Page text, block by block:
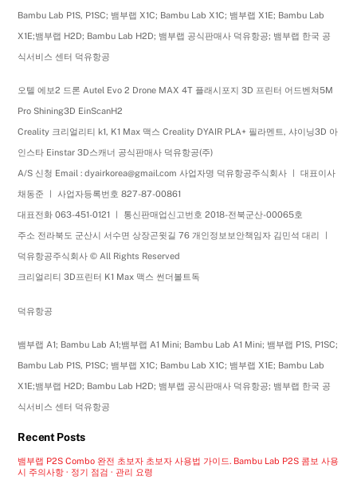
Bambu Lab P1S, P1SC; 뱀부랩 X1C; Bambu Lab X1C; 뱀부랩 X1E; Bambu Lab
X1E;뱀부랩 H2D; Bambu Lab H2D; 뱀부랩 공식판매사 덕유항공; 뱀부랩 한국 공
식서비스 센터 덕유항공
오텔 에보2 드론 Autel Evo 2 Drone MAX 4T 플래시포지 3D 프린터 어드벤쳐5M
Pro Shining3D EinScanH2
Creality 크리얼리티 k1, K1 Max 맥스 Creality DYAIR PLA+ 필라멘트, 샤이닝3D 아
인스타 Einstar 3D스캐너 공식판매사 덕유항공(주)
A/S 신청 Email : dyairkorea@gmail.com 사업자명 덕유항공주식회사 ㅣ 대표이사
채동준 ㅣ 사업자등록번호 827-87-00861
대표전화 063-451-0121 ㅣ 통신판매업신고번호 2018-전북군산-00065호
주소 전라북도 군산시 서수면 상장곤윗길 76 개인정보보안책임자 김민석 대리 ㅣ
덕유항공주식회사 © All Rights Reserved
크리얼리티 3D프린터 K1 Max 맥스 썬더볼트독
덕유항공
뱀부랩 A1; Bambu Lab A1;뱀부랩 A1 Mini; Bambu Lab A1 Mini; 뱀부랩 P1S, P1SC;
Bambu Lab P1S, P1SC; 뱀부랩 X1C; Bambu Lab X1C; 뱀부랩 X1E; Bambu Lab
X1E;뱀부랩 H2D; Bambu Lab H2D; 뱀부랩 공식판매사 덕유항공; 뱀부랩 한국 공
식서비스 센터 덕유항공
Recent Posts
뱀부랩 P2S Combo 완전 초보자 초보자 사용법 가이드. Bambu Lab P2S 콤보 사용
시 주의사항 · 정기 점검 · 관리 요령